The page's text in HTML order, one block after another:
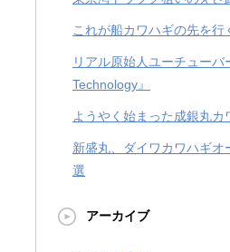
これが船カワハギの先を
リアル原始人ユーチューバ
Technology』
ようやく始まった成銀丸カ
新盛丸、ダイワカワハギ
選
アーカイブ